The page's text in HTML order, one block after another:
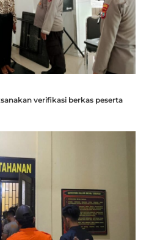
verifikasi berkas peserta